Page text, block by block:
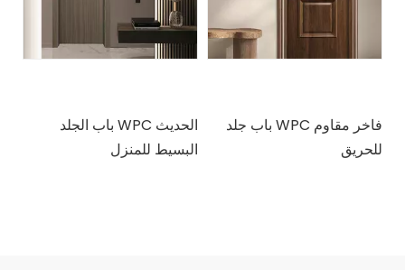
باب الجلد WPC الحديث
البسيط للمنزل
باب جلد WPC فاخر مقاوم
للحريق